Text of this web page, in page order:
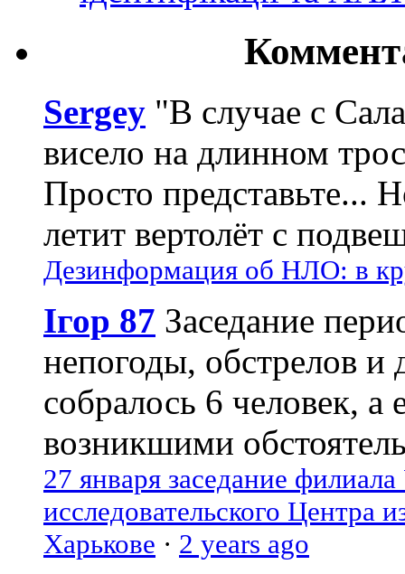
Sergey "В случае с
висело на длинном
Просто представьте...
летит вертолёт с
Дезинформация об НЛО: в
Ігор 87 Заседание
непогоды, обстрелов и
собралось 6 человек, а
возникшими
27 января заседание
исследовательского Центра
Харькове · 2 years ago